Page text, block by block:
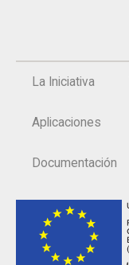
La Iniciativa
Aplicaciones
Documentación